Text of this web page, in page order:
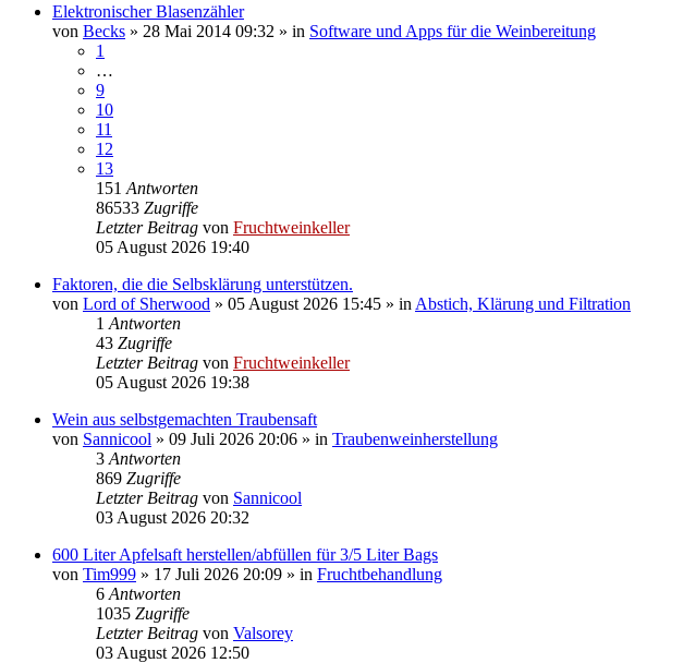
Elektronischer Blasenzähler
von Becks » 28 Mai 2014 09:32 » in Software und Apps für die Weinbereitung
1
…
9
10
11
12
13
151 Antworten
86533 Zugriffe
Letzter Beitrag von Fruchtweinkeller
05 August 2026 19:40
Faktoren, die die Selbsklärung unterstützen.
von Lord of Sherwood » 05 August 2026 15:45 » in Abstich, Klärung und Filtration
1 Antworten
43 Zugriffe
Letzter Beitrag von Fruchtweinkeller
05 August 2026 19:38
Wein aus selbstgemachten Traubensaft
von Sannicool » 09 Juli 2026 20:06 » in Traubenweinherstellung
3 Antworten
869 Zugriffe
Letzter Beitrag von Sannicool
03 August 2026 20:32
600 Liter Apfelsaft herstellen/abfüllen für 3/5 Liter Bags
von Tim999 » 17 Juli 2026 20:09 » in Fruchtbehandlung
6 Antworten
1035 Zugriffe
Letzter Beitrag von Valsorey
03 August 2026 12:50